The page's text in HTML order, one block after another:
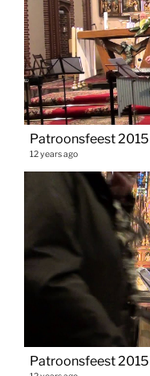
12 years ago
Patroonsfeest